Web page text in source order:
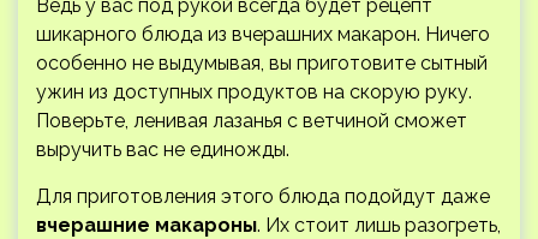
Ведь у вас под рукой всегда будет рецепт
шикарного блюда из вчерашних макарон. Ничего
особенно не выдумывая, вы приготовите сытный
ужин из доступных продуктов на скорую руку.
Поверьте, ленивая лазанья с ветчиной сможет
выручить вас не единожды.
Для приготовления этого блюда подойдут даже
вчерашние макароны. Их стоит лишь разогреть,